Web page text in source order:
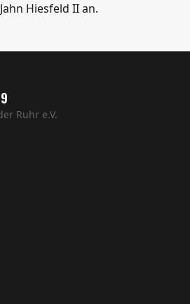
Hiesfeld II an.
Ruhr e.V.